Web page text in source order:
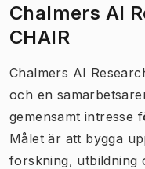
Chalmers AI
CHAIR
Chalmers AI
och en
gemensamt intresse
Målet är att bygga
forskning, utbildning